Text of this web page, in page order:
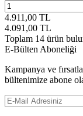
4.911,00 TL
4.091,00 TL
Toplam 14 ürün
E-Bülten Aboneliği
Kampanya ve
bültenimize abone